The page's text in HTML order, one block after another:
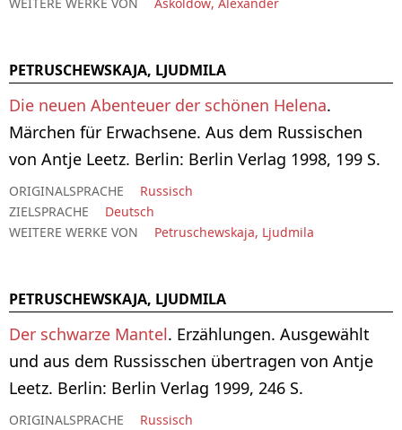
PETRUSCHEWSKAJA, LJUDMILA
Die neuen Abenteuer der schönen Helena.
Märchen für Erwachsene. Aus dem Russischen
von Antje Leetz. Berlin: Berlin Verlag 1998, 199 S.
ORIGINALSPRACHE
Russisch
ZIELSPRACHE
Deutsch
WEITERE WERKE VON
Petruschewskaja, Ljudmila
PETRUSCHEWSKAJA, LJUDMILA
Der schwarze Mantel. Erzählungen. Ausgewählt
und aus dem Russisschen übertragen von Antje
Leetz. Berlin: Berlin Verlag 1999, 246 S.
ORIGINALSPRACHE
Russisch